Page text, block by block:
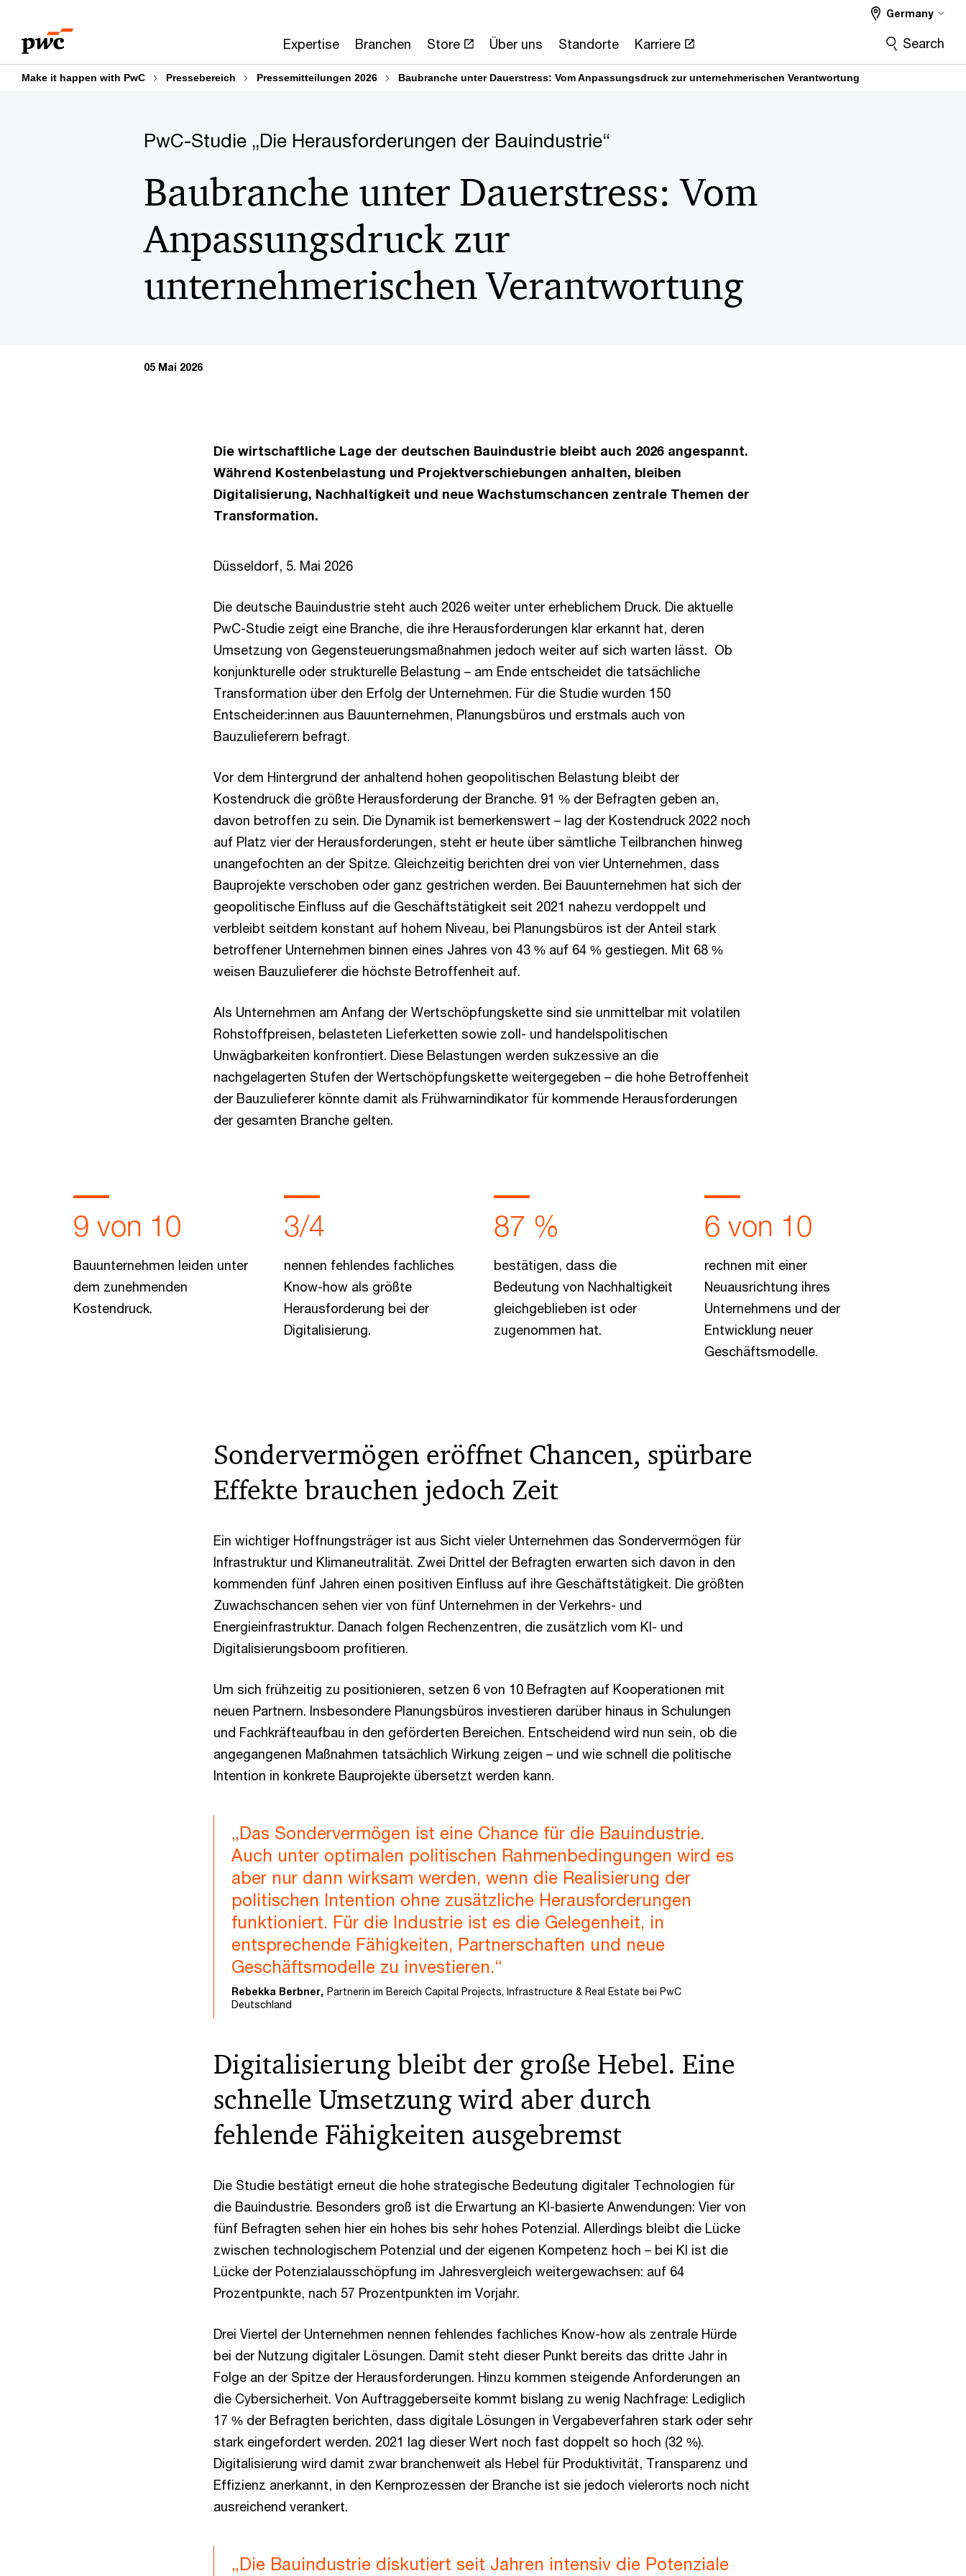
content
footer
Expertise Branchen Store Über uns Standorte Karriere
Germany
Search
Make it happen with PwC Pressebereich Pressemitteilungen 2026 Baubranche unter Dauerstress: Vom Anpassungsdruck zur unternehmerischen Verantwortung
PwC-Studie „Die Herausforderungen der Bauindustrie“
Baubranche unter Dauerstress: Vom
Anpassungsdruck zur
unternehmerischen Verantwortung
05 Mai 2026
Die wirtschaftliche Lage der deutschen Bauindustrie bleibt auch 2026 angespannt.
Während Kostenbelastung und Projektverschiebungen anhalten, bleiben
Digitalisierung, Nachhaltigkeit und neue Wachstumschancen zentrale Themen der
Transformation.
Düsseldorf, 5. Mai 2026
Die deutsche Bauindustrie steht auch 2026 weiter unter erheblichem Druck. Die aktuelle
PwC-Studie zeigt eine Branche, die ihre Herausforderungen klar erkannt hat, deren
Umsetzung von Gegensteuerungsmaßnahmen jedoch weiter auf sich warten lässt. Ob
konjunkturelle oder strukturelle Belastung – am Ende entscheidet die tatsächliche
Transformation über den Erfolg der Unternehmen. Für die Studie wurden 150
Entscheider:innen aus Bauunternehmen, Planungsbüros und erstmals auch von
Bauzulieferern befragt.
Vor dem Hintergrund der anhaltend hohen geopolitischen Belastung bleibt der
Kostendruck die größte Herausforderung der Branche. 91 % der Befragten geben an,
davon betroffen zu sein. Die Dynamik ist bemerkenswert – lag der Kostendruck 2022 noch
auf Platz vier der Herausforderungen, steht er heute über sämtliche Teilbranchen hinweg
unangefochten an der Spitze. Gleichzeitig berichten drei von vier Unternehmen, dass
Bauprojekte verschoben oder ganz gestrichen werden. Bei Bauunternehmen hat sich der
geopolitische Einfluss auf die Geschäftstätigkeit seit 2021 nahezu verdoppelt und
verbleibt seitdem konstant auf hohem Niveau, bei Planungsbüros ist der Anteil stark
betroffener Unternehmen binnen eines Jahres von 43 % auf 64 % gestiegen. Mit 68 %
weisen Bauzulieferer die höchste Betroffenheit auf.
Als Unternehmen am Anfang der Wertschöpfungskette sind sie unmittelbar mit volatilen
Rohstoffpreisen, belasteten Lieferketten sowie zoll- und handelspolitischen
Unwägbarkeiten konfrontiert. Diese Belastungen werden sukzessive an die
nachgelagerten Stufen der Wertschöpfungskette weitergegeben – die hohe Betroffenheit
der Bauzulieferer könnte damit als Frühwarnindikator für kommende Herausforderungen
der gesamten Branche gelten.
9 von 10
Bauunternehmen leiden unter
dem zunehmenden
Kostendruck.
3/4
nennen fehlendes fachliches
Know-how als größte
Herausforderung bei der
Digitalisierung.
87 %
bestätigen, dass die
Bedeutung von Nachhaltigkeit
gleichgeblieben ist oder
zugenommen hat.
6 von 10
rechnen mit einer
Neuausrichtung ihres
Unternehmens und der
Entwicklung neuer
Geschäftsmodelle.
Sondervermögen eröffnet Chancen, spürbare
Effekte brauchen jedoch Zeit
Ein wichtiger Hoffnungsträger ist aus Sicht vieler Unternehmen das Sondervermögen für
Infrastruktur und Klimaneutralität. Zwei Drittel der Befragten erwarten sich davon in den
kommenden fünf Jahren einen positiven Einfluss auf ihre Geschäftstätigkeit. Die größten
Zuwachschancen sehen vier von fünf Unternehmen in der Verkehrs- und
Energieinfrastruktur. Danach folgen Rechenzentren, die zusätzlich vom KI- und
Digitalisierungsboom profitieren.
Um sich frühzeitig zu positionieren, setzen 6 von 10 Befragten auf Kooperationen mit
neuen Partnern. Insbesondere Planungsbüros investieren darüber hinaus in Schulungen
und Fachkräfteaufbau in den geförderten Bereichen. Entscheidend wird nun sein, ob die
angegangenen Maßnahmen tatsächlich Wirkung zeigen – und wie schnell die politische
Intention in konkrete Bauprojekte übersetzt werden kann.
„Das Sondervermögen ist eine Chance für die Bauindustrie.
Auch unter optimalen politischen Rahmenbedingungen wird es
aber nur dann wirksam werden, wenn die Realisierung der
politischen Intention ohne zusätzliche Herausforderungen
funktioniert. Für die Industrie ist es die Gelegenheit, in
entsprechende Fähigkeiten, Partnerschaften und neue
Geschäftsmodelle zu investieren.“
Rebekka Berbner, Partnerin im Bereich Capital Projects, Infrastructure & Real Estate bei PwC
Deutschland
Digitalisierung bleibt der große Hebel. Eine
schnelle Umsetzung wird aber durch
fehlende Fähigkeiten ausgebremst
Die Studie bestätigt erneut die hohe strategische Bedeutung digitaler Technologien für
die Bauindustrie. Besonders groß ist die Erwartung an KI-basierte Anwendungen: Vier von
fünf Befragten sehen hier ein hohes bis sehr hohes Potenzial. Allerdings bleibt die Lücke
zwischen technologischem Potenzial und der eigenen Kompetenz hoch – bei KI ist die
Lücke der Potenzialausschöpfung im Jahresvergleich weitergewachsen: auf 64
Prozentpunkte, nach 57 Prozentpunkten im Vorjahr.
Drei Viertel der Unternehmen nennen fehlendes fachliches Know-how als zentrale Hürde
bei der Nutzung digitaler Lösungen. Damit steht dieser Punkt bereits das dritte Jahr in
Folge an der Spitze der Herausforderungen. Hinzu kommen steigende Anforderungen an
die Cybersicherheit. Von Auftraggeberseite kommt bislang zu wenig Nachfrage: Lediglich
17 % der Befragten berichten, dass digitale Lösungen in Vergabeverfahren stark oder sehr
stark eingefordert werden. 2021 lag dieser Wert noch fast doppelt so hoch (32 %).
Digitalisierung wird damit zwar branchenweit als Hebel für Produktivität, Transparenz und
Effizienz anerkannt, in den Kernprozessen der Branche ist sie jedoch vielerorts noch nicht
ausreichend verankert.
„Die Bauindustrie diskutiert seit Jahren intensiv die Potenziale